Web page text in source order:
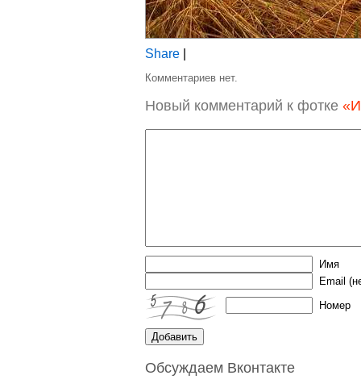
Share
Комментариев нет.
Новый комментарий к фотке
Имя
Email
Номер
Обсуждаем Вконтакте